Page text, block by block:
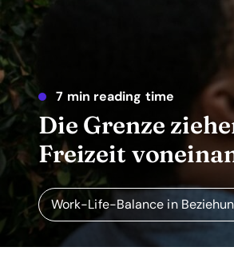
7 min reading time
Die Grenze
Freizeit
Work-Life-Balance in